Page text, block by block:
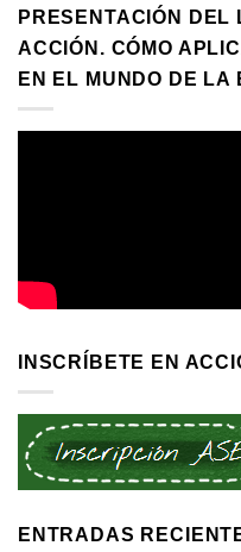
PRESENTACIÓN DEL
ACCIÓN. CÓMO
EN EL MUNDO DE LA
INSCRÍBETE EN
ENTRADAS